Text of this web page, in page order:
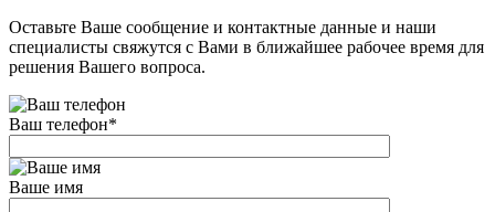
Оставьте Ваше сообщение и контактные данные и наши
специалисты свяжутся с Вами в ближайшее рабочее время для
решения Вашего вопроса.
Ваш телефон*
Ваше имя